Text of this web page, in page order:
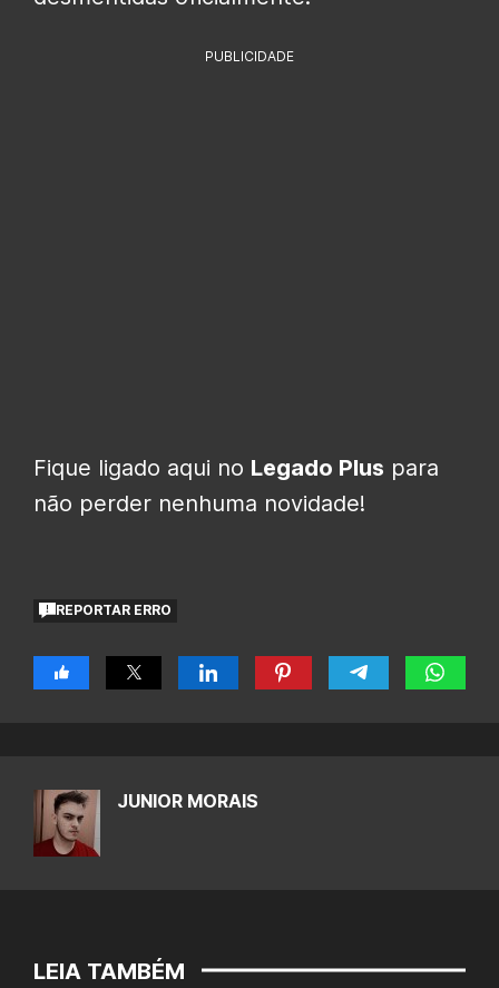
PUBLICIDADE
Fique ligado aqui no Legado Plus para
não perder nenhuma novidade!
REPORTAR ERRO
JUNIOR MORAIS
LEIA TAMBÉM